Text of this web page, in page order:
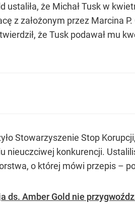
że Michał Tusk w
z założonym przez Marcina
że Tusk podawał mu
Stowarzyszenie Stop
nieuczciwej konkurencji.
o której mówi przepis –
Amber Gold nie